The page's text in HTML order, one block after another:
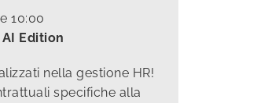
10:00
Edition
nella gestione HR!
specifiche alla